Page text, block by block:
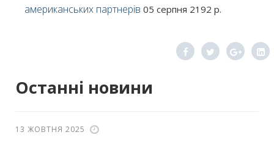
Останні новини
13 ЖОВТНЯ 2025
американських партнерів 05 серпня 2192 р.